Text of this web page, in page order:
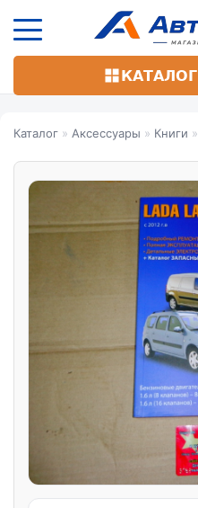
основному
Каталог » Аксессуары » Книги »